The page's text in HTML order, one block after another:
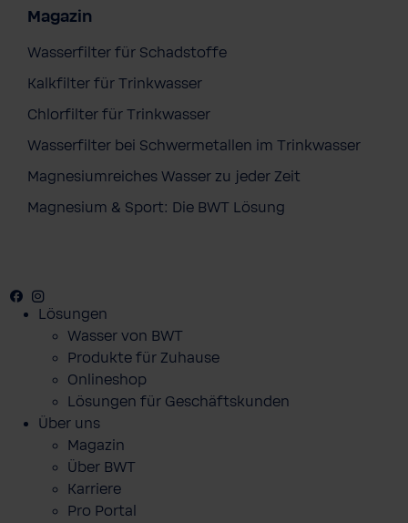
Magazin
Wasserfilter für Schadstoffe
Kalkfilter für Trinkwasser
Chlorfilter für Trinkwasser
Wasserfilter bei Schwermetallen im Trinkwasser
Magnesiumreiches Wasser zu jeder Zeit
Magnesium & Sport: Die BWT Lösung
Facebook
Youtube
Lösungen
Wasser von BWT
Produkte für Zuhause
Onlineshop
Lösungen für Geschäftskunden
Über uns
Magazin
Über BWT
Karriere
Pro Portal